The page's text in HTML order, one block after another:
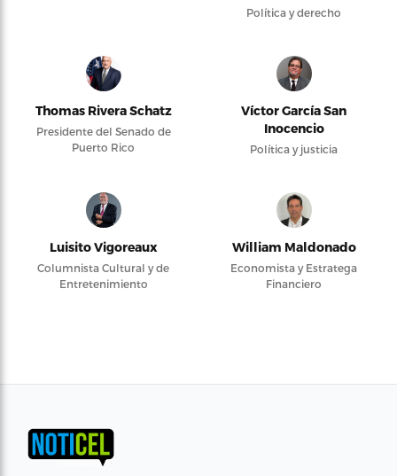
Política y derecho
Thomas Rivera Schatz
Presidente del Senado de
Puerto Rico
Víctor García San
Inocencio
Política y justicia
Luisito Vigoreaux
Columnista Cultural y de
Entretenimiento
William Maldonado
Economista y Estratega
Financiero